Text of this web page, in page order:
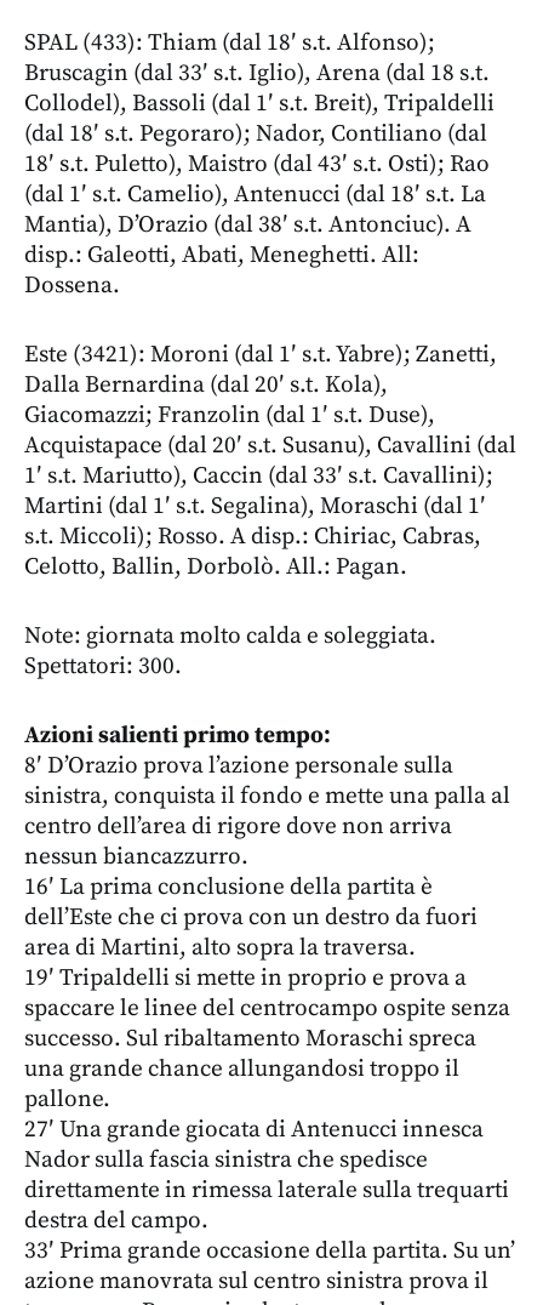
SPAL (433): Thiam (dal 18′ s.t. Alfonso);
Bruscagin (dal 33′ s.t. Iglio), Arena (dal 18 s.t.
Collodel), Bassoli (dal 1′ s.t. Breit), Tripaldelli
(dal 18′ s.t. Pegoraro); Nador, Contiliano (dal
18′ s.t. Puletto), Maistro (dal 43′ s.t. Osti); Rao
(dal 1′ s.t. Camelio), Antenucci (dal 18′ s.t. La
Mantia), D’Orazio (dal 38′ s.t. Antonciuc). A
disp.: Galeotti, Abati, Meneghetti. All:
Dossena.
Este (3421): Moroni (dal 1′ s.t. Yabre); Zanetti,
Dalla Bernardina (dal 20′ s.t. Kola),
Giacomazzi; Franzolin (dal 1′ s.t. Duse),
Acquistapace (dal 20′ s.t. Susanu), Cavallini (dal
1′ s.t. Mariutto), Caccin (dal 33′ s.t. Cavallini);
Martini (dal 1′ s.t. Segalina), Moraschi (dal 1′
s.t. Miccoli); Rosso. A disp.: Chiriac, Cabras,
Celotto, Ballin, Dorbolò. All.: Pagan.
Note: giornata molto calda e soleggiata.
Spettatori: 300.
Azioni salienti primo tempo:
8′ D’Orazio prova l’azione personale sulla
sinistra, conquista il fondo e mette una palla al
centro dell’area di rigore dove non arriva
nessun biancazzurro.
16′ La prima conclusione della partita è
dell’Este che ci prova con un destro da fuori
area di Martini, alto sopra la traversa.
19′ Tripaldelli si mette in proprio e prova a
spaccare le linee del centrocampo ospite senza
successo. Sul ribaltamento Moraschi spreca
una grande chance allungandosi troppo il
pallone.
27′ Una grande giocata di Antenucci innesca
Nador sulla fascia sinistra che spedisce
direttamente in rimessa laterale sulla trequarti
destra del campo.
33′ Prima grande occasione della partita. Su un’
azione manovrata sul centro sinistra prova il